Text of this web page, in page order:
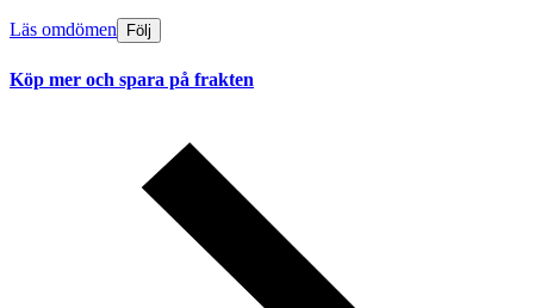
Läs omdömen Följ
Köp mer och spara på frakten